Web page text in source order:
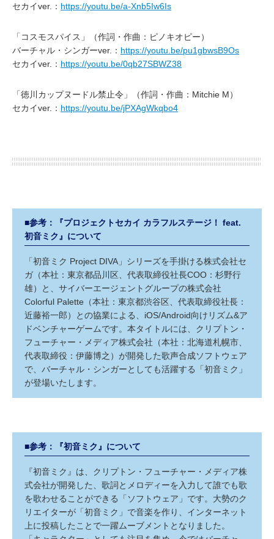
セカイver.： https://youtu.be/a-Xnb5Iw6Is
「コスモスパイス」（作詞・作曲：ピノキオピー）
バーチャル・シンガーver.： https://youtu.be/pu1gbwsB9Os
セカイver.： https://youtu.be/0qb27SBWZ38
「徳川カップヌードル禁止令」（作詞・作曲：Mitchie M）
セカイver.： https://youtu.be/jPXAgWkqbo4
■参考：『プロジェクトセカイ カラフルステージ！ feat.
初音ミク』について
「初音ミク Project DIVA」シリーズを手掛ける株式会社セ
ガ（本社：東京都品川区、代表取締役社長COO：杉野行
雄）と、サイバーエージェントグループの株式会社
Colorful Palette（本社：東京都渋谷区、代表取締役社長：
近藤裕一郎）との協業による、iOS/Android向けリズム&ア
ドベンチャーゲームです。本タイトルには、クリプトン・
フューチャー・メディア株式会社（本社：北海道札幌市、
代表取締役：伊藤博之）が開発した歌声合成ソフトウェア
で、バーチャル・シンガーとしても活躍する「初音ミク」
が登場いたします。
■参考：『初音ミク』について
『初音ミク』は、クリプトン・フューチャー・メディア株
式会社が開発した、歌詞とメロディーを入力して誰でも歌
を歌わせることができる「ソフトウェア」です。大勢のク
リエイターが「初音ミク」で音楽を作り、インターネット
上に投稿したことで一躍ムーブメントとなりました。